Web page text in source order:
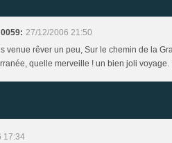
27/12/2006 21:50
venue rêver un peu, Sur le chemin de la
quelle merveille ! un bien joli
17:34